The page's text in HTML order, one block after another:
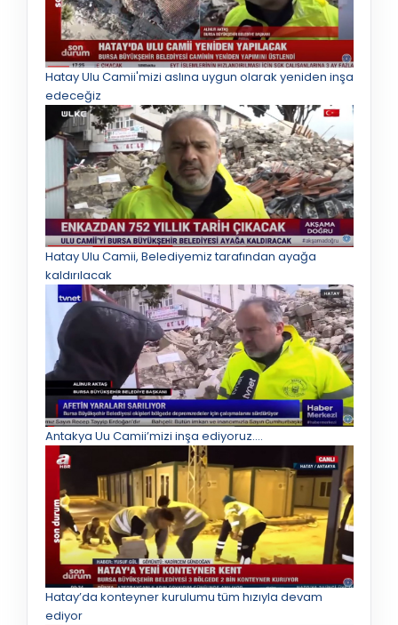
Hatay Ulu Camii'mizi aslına uygun olarak yeniden inşa
edeceğiz
Hatay Ulu Camii, Belediyemiz tarafından ayağa
kaldırılacak
Antakya Uu Camii’mizi inşa ediyoruz.…
Hatay’da konteyner kurulumu tüm hızıyla devam
ediyor